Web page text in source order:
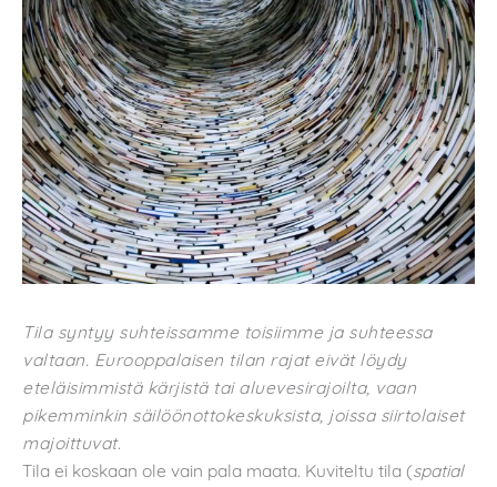
Tila syntyy suhteissamme toisiimme ja suhteessa
valtaan. Eurooppalaisen tilan rajat eivät löydy
eteläisimmistä kärjistä tai aluevesirajoilta, vaan
pikemminkin säilöönottokeskuksista, joissa siirtolaiset
majoittuvat.
Tila ei koskaan ole vain pala maata. Kuviteltu tila (spatial